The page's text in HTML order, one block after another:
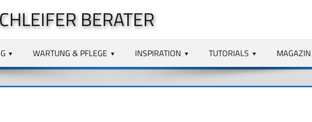
BERATER
WARTUNG & PFLEGE INSPIRATION TUTORIALS MAGAZIN